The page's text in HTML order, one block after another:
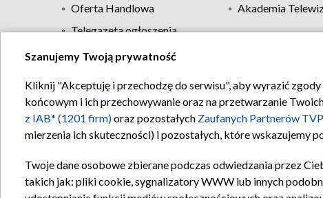
Oferta Handlowa
Akademia
Telegazeta ogłoszenia
Regulamin TVP
Szanujemy Twoją prywatność
Kliknij "Akceptuję i przechodzę do serwisu", aby wyrazić
końcowym i ich przechowywanie oraz na przetwarzanie
z IAB* (1201 firm)oraz pozostałych Zaufanych Partnerów
mierzenia ich skuteczności) i pozostałych, które wskazujemy
Twoje dane osobowe zbierane podczas odwiedzania przez
takich jak: pliki cookie, sygnalizatory WWW lub innych